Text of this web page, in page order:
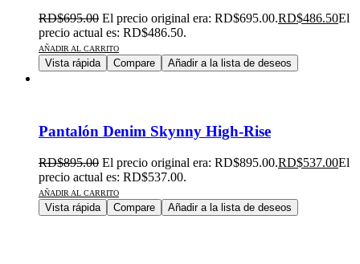
RD$695.00 El precio original era: RD$695.00.RD$486.50El
precio actual es: RD$486.50.
AÑADIR AL CARRITO
Vista rápida Compare Añadir a la lista de deseos
Pantalón Denim Skynny High-Rise
RD$895.00 El precio original era: RD$895.00.RD$537.00El
precio actual es: RD$537.00.
AÑADIR AL CARRITO
Vista rápida Compare Añadir a la lista de deseos